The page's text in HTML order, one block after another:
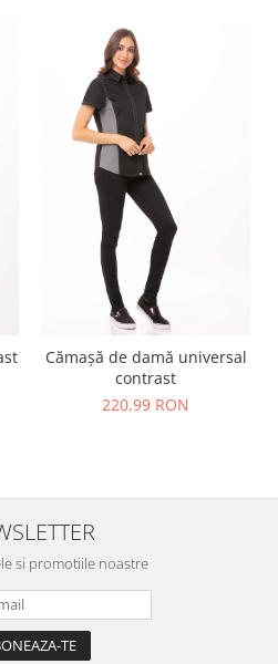
Cămașă de damă universal
contrast
220,99 RON
si promotiile noastre